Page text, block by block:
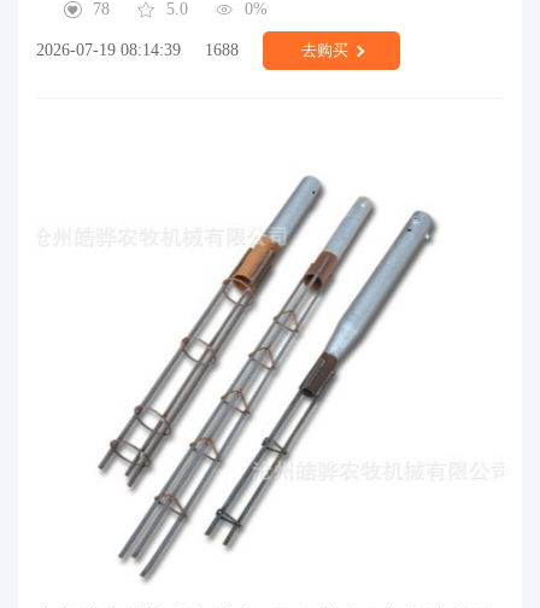
78
5.0 0%
2026-07-19 08:14:39 1688 去购买